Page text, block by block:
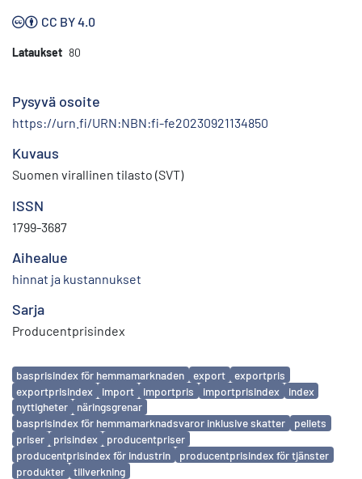
CC BY 4.0
Lataukset 80
Pysyvä osoite
https://urn.fi/URN:NBN:fi-fe20230921134850
Kuvaus
Suomen virallinen tilasto (SVT)
ISSN
1799-3687
Aihealue
hinnat ja kustannukset
Sarja
Producentprisindex
Avainsanat
basprisindex för hemmamarknaden export
exportpris
exportprisindex
import importpris importprisindex
index
nyttigheter
näringsgrenar
basprisindex för hemmamarknadsvaror inklusive skatter
pellets
priser
prisindex
producentpriser
producentprisindex för industrin
producentprisindex för tjänster
produkter
tillverkning